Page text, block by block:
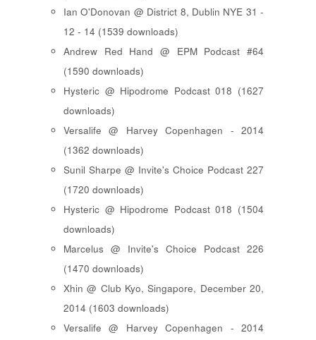
Ian O'Donovan @ District 8, Dublin NYE 31 -
12 - 14 (1539 downloads)
Andrew Red Hand @ EPM Podcast #64
(1590 downloads)
Hysteric @ Hipodrome Podcast 018 (1627
downloads)
Versalife @ Harvey Copenhagen - 2014
(1362 downloads)
Sunil Sharpe @ Invite's Choice Podcast 227
(1720 downloads)
Hysteric @ Hipodrome Podcast 018 (1504
downloads)
Marcelus @ Invite's Choice Podcast 226
(1470 downloads)
Xhin @ Club Kyo, Singapore, December 20,
2014 (1603 downloads)
Versalife @ Harvey Copenhagen - 2014